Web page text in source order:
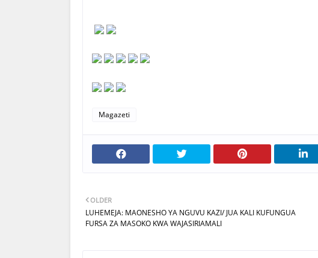
Magazeti
OLDER
LUHEMEJA: MAONESHO YA NGUVU KAZI/ JUA KALI KUFUNGUA
FURSA ZA MASOKO KWA WAJASIRIAMALI